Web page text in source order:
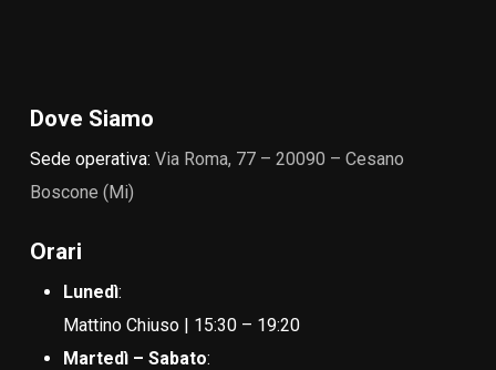
Dove Siamo
Sede operativa: Via Roma, 77 – 20090 – Cesano
Boscone (Mi)
Orari
Lunedì:
Mattino Chiuso | 15:30 – 19:20
Martedì – Sabato: